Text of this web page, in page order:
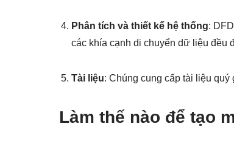
Phân tích và thiết kế hệ thống:
các khía cạnh di chuyển dữ liệu đều
Tài liệu: Chúng cung cấp tài liệu
Làm thế nào để tạo